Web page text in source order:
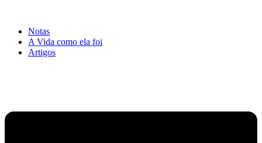
Notas
A Vida como ela foi
Artigos